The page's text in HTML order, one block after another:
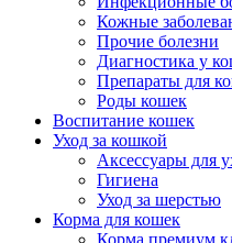
Кожные
Прочие болезни
Диагностика у
Препараты для
Роды кошек
Воспитание кошек
Уход за кошкой
Аксессуары для
Гигиена
Уход за шерстью
Корма для кошек
Корма премиум